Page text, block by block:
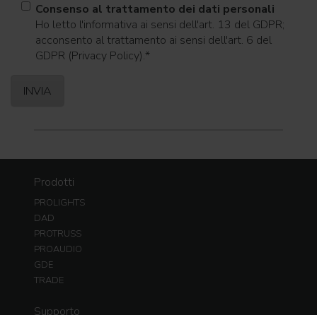
Consenso al trattamento dei dati personali
Ho letto l'informativa ai sensi dell'art. 13 del GDPR;
acconsento al trattamento ai sensi dell'art. 6 del
GDPR (Privacy Policy).*
Prodotti
PROLIGHTS
DAD
PROTRUSS
PROAUDIO
GDE
TRADE
Supporto